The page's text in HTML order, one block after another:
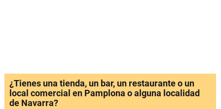
¿Tienes una tienda, un bar, un restaurante o un
local comercial en Pamplona o alguna localidad
de Navarra?